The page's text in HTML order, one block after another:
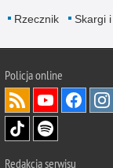
Rzecznik Skargi
Policjaonline
Redakcja serwisu